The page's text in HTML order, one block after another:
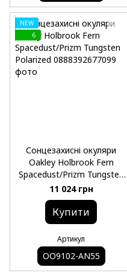
NEW
6
Сонцезахисні окуляри
Oakley Holbrook Fern
Spacedust/Prizm Tungsten
Polarized
11 024 грн
Купити
Артикул
OO9102-AN55